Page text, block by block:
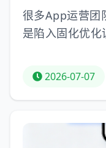
很多App运营团
是陷入固化优化
误区及对应方
准词；标题要
复用高价值关键
能”逻辑；素材
化元数据；数
2026-07-07